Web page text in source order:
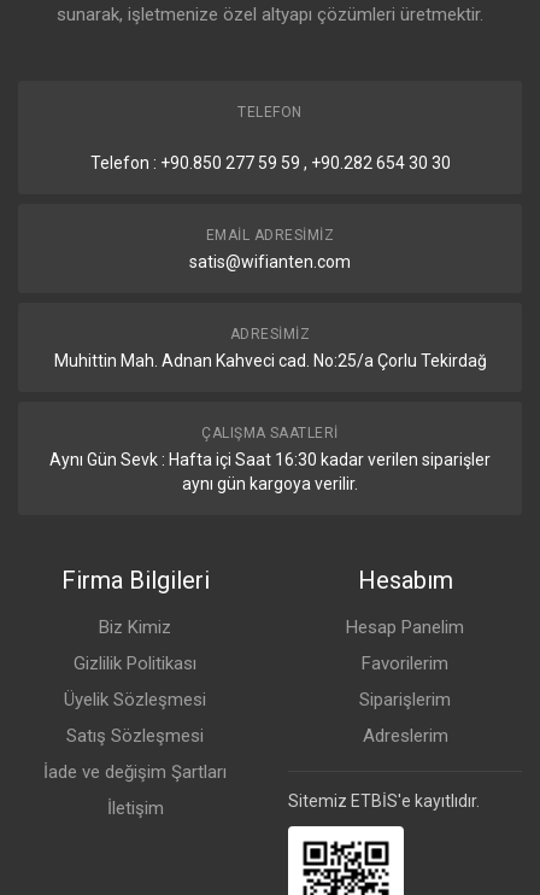
sunarak, işletmenize özel altyapı çözümleri üretmektir.
TELEFON
Telefon : +90.850 277 59 59 , +90.282 654 30 30
EMAIL ADRESIMIZ
satis@wifianten.com
ADRESIMIZ
Muhittin Mah. Adnan Kahveci cad. No:25/a Çorlu Tekirdağ
ÇALIŞMA SAATLERI
Aynı Gün Sevk : Hafta içi Saat 16:30 kadar verilen siparişler
aynı gün kargoya verilir.
Firma Bilgileri
Biz Kimiz
Gizlilik Politikası
Üyelik Sözleşmesi
Satış Sözleşmesi
İade ve değişim Şartları
İletişim
Hesabım
Hesap Panelim
Favorilerim
Siparişlerim
Adreslerim
Sitemiz ETBİS'e kayıtlıdır.